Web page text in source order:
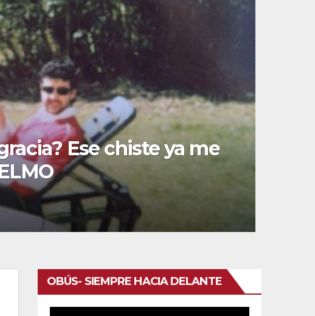
de la fiesta de los
OBÚS- SIEMPRE HACIA DELANTE